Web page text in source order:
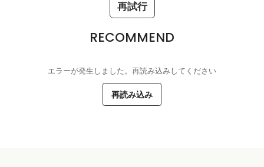
再試行
RECOMMEND
エラーが発生しました。再読み込みしてください
再読み込み